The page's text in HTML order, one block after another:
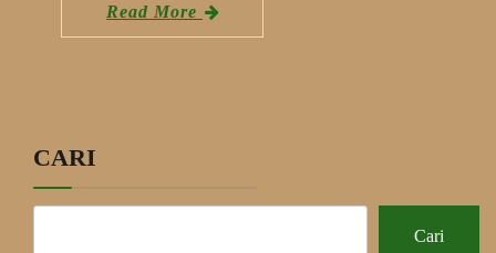
Read More
CARI
Cari